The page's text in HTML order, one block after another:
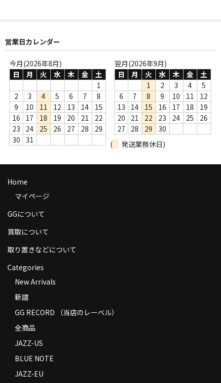
Webのみ no.1
Webのみ no.2
Webのみ no.3
Webのみ no.4
売り切れ
Help
送料
商品の発送
返品
コンディション
Privacy Policy
Contact
営業日カレンダー
今月(2026年8月)
日
月 火 水 木 金
土
1
2
3 4 5 6 7
8
9
10 11 12 13 14
15
16
17 18 19 20 21
22
23
24 25 26 27 28
29
30
31
翌月(2026年9月)
日
月 火 水 木 金
土
1
2 3 4
5
6
7 8 9 10 11
12
13
14 15 16 17 18
19
20
21 22 23 24 25
26
27
28 29
30
(
発送業務休日)
Home
マイページ
GGについて
買取について
取り置きなどについて
Categories
New Arrivals
新譜
GG RECORD （当店のレーベル）
全商品
JAZZ-US
BLUE NOTE
JAZZ-EU